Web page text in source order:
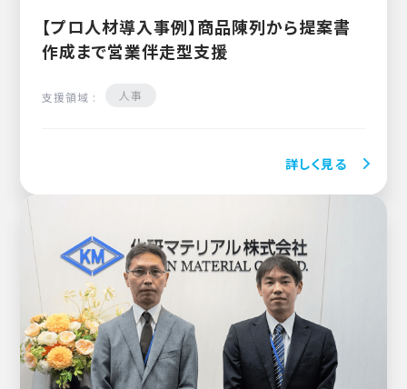
【プロ人材導入事例】商品陳列から提案書
作成まで営業伴走型支援
支援領域 : 人事
詳しく見る